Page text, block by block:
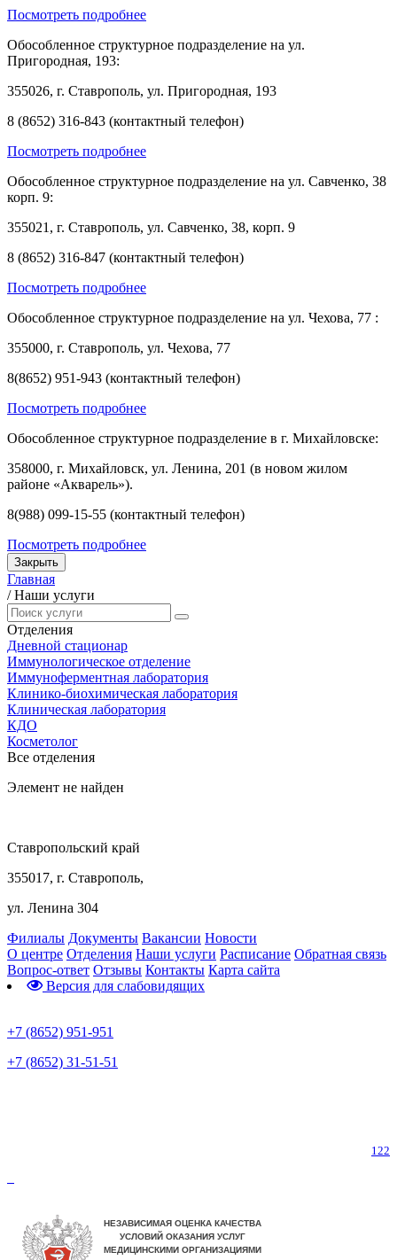
Посмотреть подробнее
Обособленное структурное подразделение на ул.
Пригородная, 193:
355026, г. Ставрополь, ул. Пригородная, 193
8 (8652) 316-843 (контактный телефон)
Посмотреть подробнее
Обособленное структурное подразделение на ул. Савченко, 38
корп. 9:
355021, г. Ставрополь, ул. Савченко, 38, корп. 9
8 (8652) 316-847 (контактный телефон)
Посмотреть подробнее
Обособленное структурное подразделение на ул. Чехова, 77 :
355000, г. Ставрополь, ул. Чехова, 77
8(8652) 951-943 (контактный телефон)
Посмотреть подробнее
Обособленное структурное подразделение в г. Михайловске:
358000, г. Михайловск, ул. Ленина, 201 (в новом жилом
районе «Акварель»).
8(988) 099-15-55 (контактный телефон)
Посмотреть подробнее
Закрыть
Главная
/ Наши услуги
Отделения
Дневной стационар
Иммунологическое отделение
Иммуноферментная лаборатория
Клинико-биохимическая лаборатория
Клиническая лаборатория
КДО
Косметолог
Все отделения
Элемент не найден
Ставропольский край
355017, г. Ставрополь,
ул. Ленина 304
Филиалы Документы Вакансии Новости
О центре Отделения Наши услуги Расписание Обратная связь
Вопрос-ответ Отзывы Контакты Карта сайта
Версия для слабовидящих
+7 (8652) 951-951
+7 (8652) 31-51-51
122